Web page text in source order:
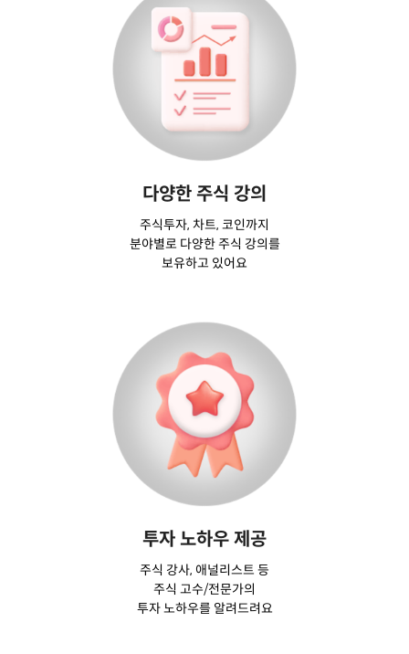
다양한 주식 강의
주식투자, 차트, 코인까지
분야별로 다양한 주식 강의를
보유하고 있어요
투자 노하우 제공
주식 강사, 애널리스트 등
주식 고수/전문가의
투자 노하우를 알려드려요